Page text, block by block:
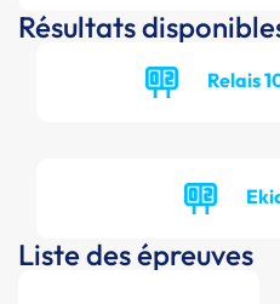
Résultats
Relais
Liste des épreuves